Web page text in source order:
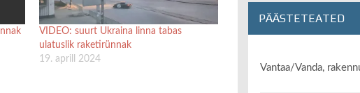
VIDEO: suurt Ukraina linna tabas
ulatuslik raketirünnak
19. aprill 2024
PÄÄSTETEATED
Vantaa/Vanda,